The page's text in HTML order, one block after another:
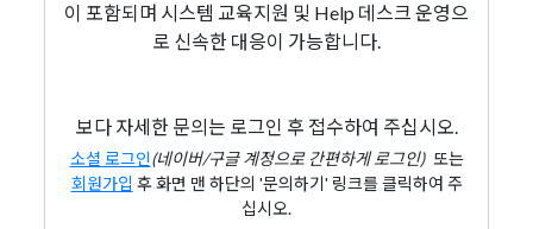
이 포함되며 시스템 교육지원 및 Help 데스크 운영으
로 신속한 대응이 가능합니다.
보다 자세한 문의는 로그인 후 접수하여 주십시오.
소셜 로그인(네이버/구글 계정으로 간편하게 로그인) 또는
회원가입 후 화면 맨 하단의 '문의하기' 링크를 클릭하여 주
십시오.